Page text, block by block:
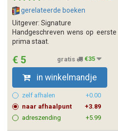
gerelateerde boeken
Uitgever: Signature
Handgeschreven wens op
prima staat.
€ 5 gratis €35
in winkelmandje
zelf afhalen
+0.00
naar afhaalpunt
+3.89
adreszending
+5.99